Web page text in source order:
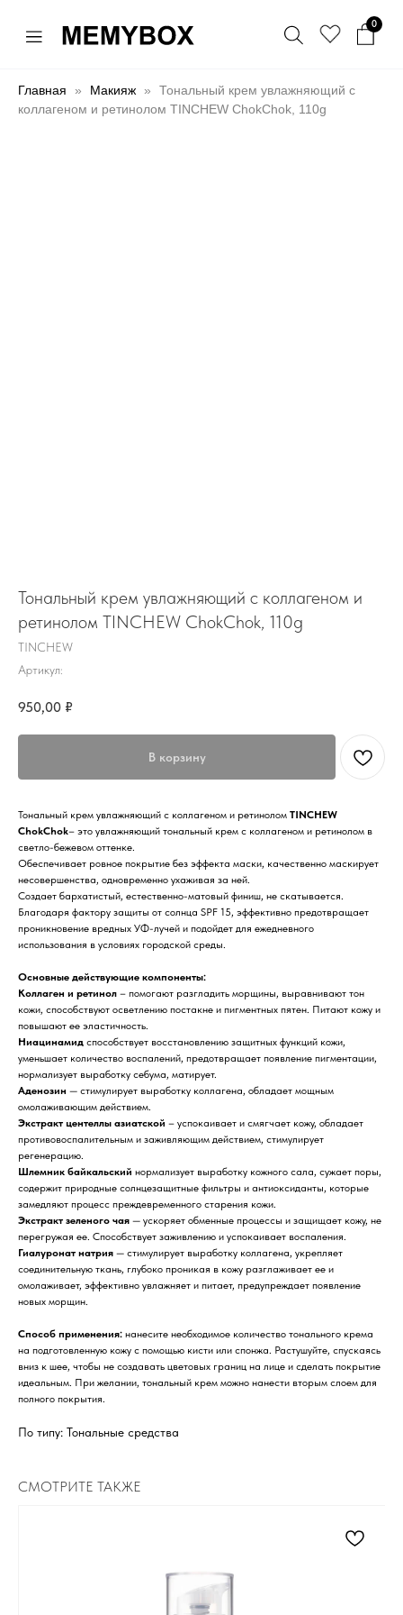
Главная Макияж
Тональный крем увлажняющий с
коллагеном и ретинолом TINCHEW ChokChok, 110g
Тональный крем увлажняющий с коллагеном и
ретинолом TINCHEW ChokChok, 110g
TINCHEW
Артикул:
950,00 ₽
В корзину
Тональный крем увлажняющий с коллагеном и ретинолом TINCHEW
ChokChok– это увлажняющий тональный крем с коллагеном и ретинолом в
светло-бежевом оттенке.
Обеспечивает ровное покрытие без эффекта маски, качественно маскирует
несовершенства, одновременно ухаживая за ней.
Создает бархатистый, естественно-матовый финиш, не скатывается.
Благодаря фактору защиты от солнца SPF 15, эффективно предотвращает
проникновение вредных УФ-лучей и подойдет для ежедневного
использования в условиях городской среды.
Основные действующие компоненты:
Коллаген и ретинол – помогают разгладить морщины, выравнивают тон
кожи, способствуют осветлению постакне и пигментных пятен. Питают кожу и
повышают ее эластичность.
Ниацинамид способствует восстановлению защитных функций кожи,
уменьшает количество воспалений, предотвращает появление пигментации,
нормализует выработку себума, матирует.
Аденозин — стимулирует выработку коллагена, обладает мощным
омолаживающим действием.
Экстракт центеллы азиатской – успокаивает и смягчает кожу, обладает
противовоспалительным и заживляющим действием, стимулирует
регенерацию.
Шлемник байкальский нормализует выработку кожного сала, сужает поры,
содержит природные солнцезащитные фильтры и антиоксиданты, которые
замедляют процесс преждевременного старения кожи.
Экстракт зеленого чая — ускоряет обменные процессы и защищает кожу, не
перегружая ее. Способствует заживлению и успокаивает воспаления.
Гиалуронат натрия — стимулирует выработку коллагена, укрепляет
соединительную ткань, глубоко проникая в кожу разглаживает ее и
омолаживает, эффективно увлажняет и питает, предупреждает появление
новых морщин.
Способ применения: нанесите необходимое количество тонального крема
на подготовленную кожу с помощью кисти или спонжа. Растушуйте, спускаясь
вниз к шее, чтобы не создавать цветовых границ на лице и сделать покрытие
идеальным. При желании, тональный крем можно нанести вторым слоем для
полного покрытия.
По типу: Тональные средства
СМОТРИТЕ ТАКЖЕ